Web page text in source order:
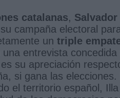
catalanas,
campaña electoral
un triple
una entrevista
su apreciación
si gana las
el territorio español,